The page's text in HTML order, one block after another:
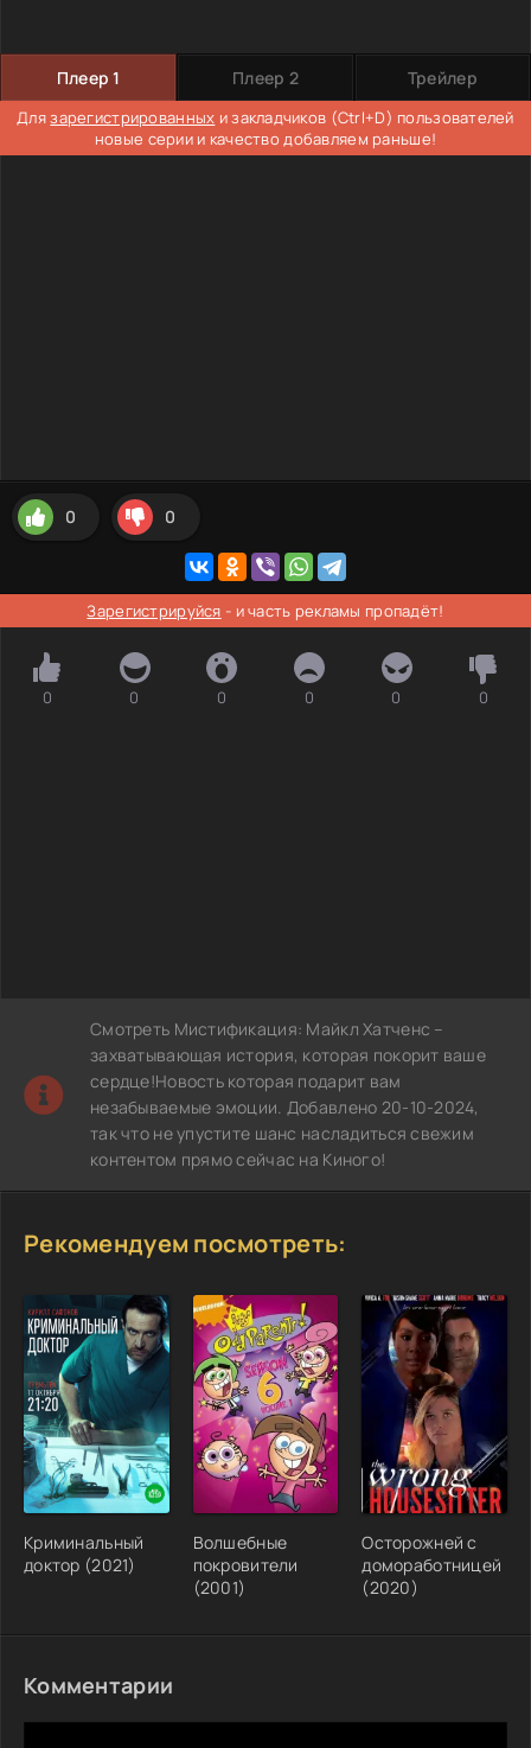
Плеер 1 Плеер 2 Трейлер
Длязарегистрированных и закладчиков (Ctrl+D) пользователей
новые серии и качество добавляем раньше!
0 0
Зарегистрируйся - и часть рекламы пропадёт!
0 0 0 0 0 0
Смотреть Мистификация: Майкл Хатченс –
захватывающая история, которая покорит ваше
сердце!Новость которая подарит вам
незабываемые эмоции. Добавлено 20-10-2024,
так что не упустите шанс насладиться свежим
контентом прямо сейчас на Киного!
Рекомендуем посмотреть:
Криминальный
доктор (2021)
Волшебные
покровители
(2001)
Осторожней с
домоработницей
(2020)
Комментарии